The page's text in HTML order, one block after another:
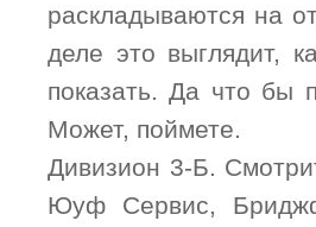
раскладываются на
деле это выглядит,
показать. Да что бы
Может, поймете.
Дивизион 3-Б.
Юуф Сервис,